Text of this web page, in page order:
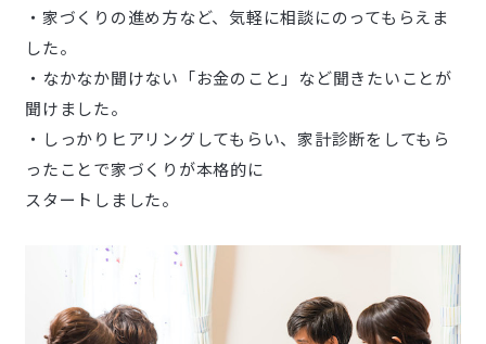
・家づくりの進め方など、気軽に相談にのってもらえま
した。
・なかなか聞けない「お金のこと」など聞きたいことが
聞けました。
・しっかりヒアリングしてもらい、家計診断をしてもら
ったことで家づくりが本格的に
スタートしました。